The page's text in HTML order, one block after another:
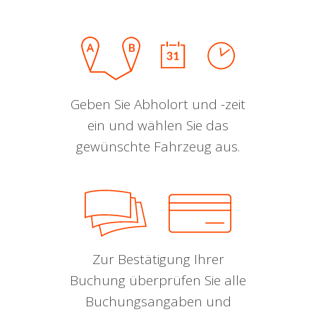
Geben Sie Abholort und -zeit
ein und wählen Sie das
gewünschte Fahrzeug aus.
Zur Bestätigung Ihrer
Buchung überprüfen Sie alle
Buchungsangaben und